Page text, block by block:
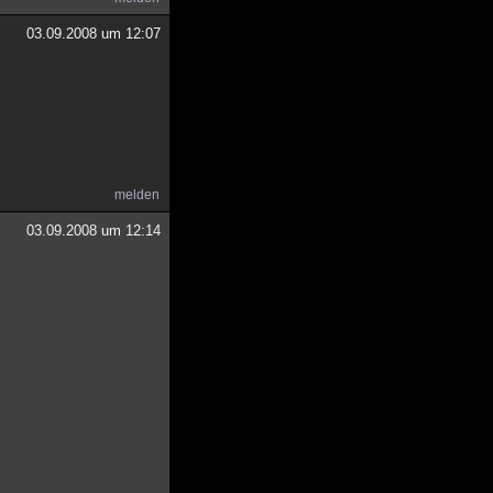
03.09.2008 um 12:07
melden
03.09.2008 um 12:14